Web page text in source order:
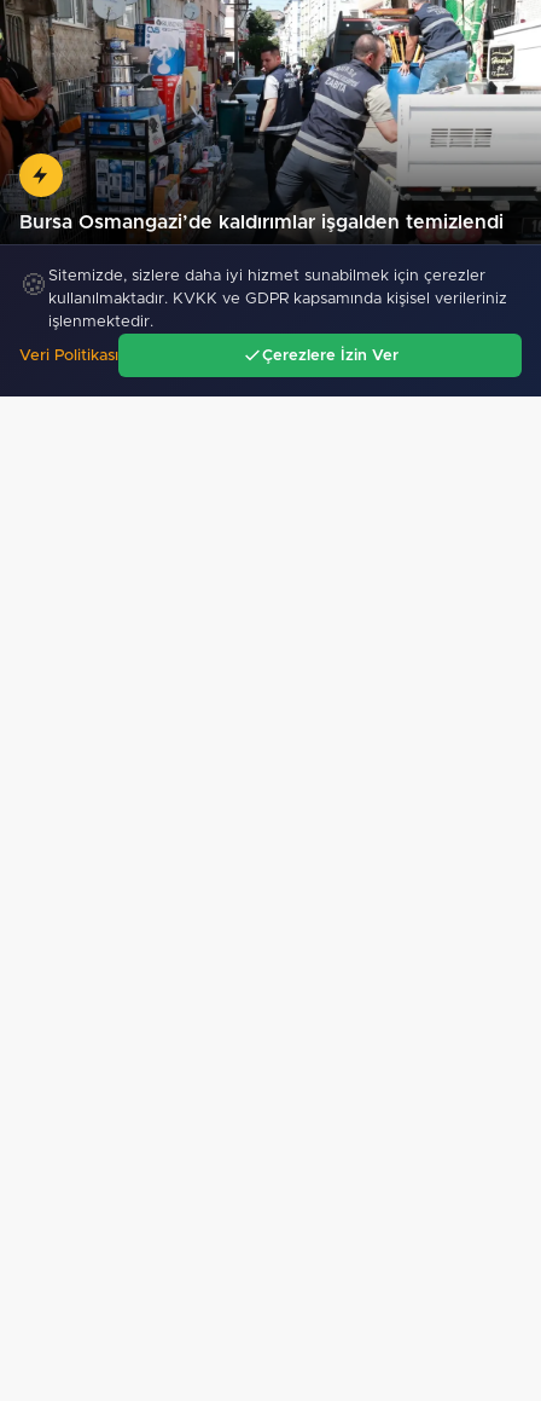
Bursa Osmangazi’de kaldırımlar işgalden temizlendi
🍪 Sitemizde, sizlere daha iyi hizmet sunabilmek için çerezler
kullanılmaktadır. KVKK ve GDPR kapsamında kişisel verileriniz
işlenmektedir.
Veri Politikası Çerezlere İzin Ver
Gündem Ara Menü